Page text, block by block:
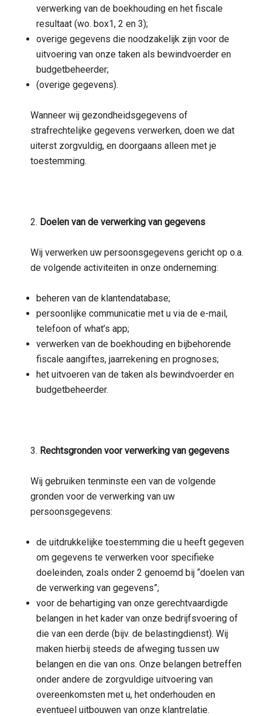
verwerking van de boekhouding en het fiscale
resultaat (wo. box1, 2 en 3);
overige gegevens die noodzakelijk zijn voor de
uitvoering van onze taken als bewindvoerder en
budgetbeheerder;
(overige gegevens).
Wanneer wij gezondheidsgegevens of
strafrechtelijke gegevens verwerken, doen we dat
uiterst zorgvuldig, en doorgaans alleen met je
toestemming.
2. Doelen van de verwerking van gegevens
Wij verwerken uw persoonsgegevens gericht op o.a.
de volgende activiteiten in onze onderneming:
beheren van de klantendatabase;
persoonlijke communicatie met u via de e-mail,
telefoon of what’s app;
verwerken van de boekhouding en bijbehorende
fiscale aangiftes, jaarrekening en prognoses;
het uitvoeren van de taken als bewindvoerder en
budgetbeheerder.
3. Rechtsgronden voor verwerking van gegevens
Wij gebruiken tenminste een van de volgende
gronden voor de verwerking van uw
persoonsgegevens:
de uitdrukkelijke toestemming die u heeft gegeven
om gegevens te verwerken voor specifieke
doeleinden, zoals onder 2 genoemd bij “doelen van
de verwerking van gegevens”;
voor de behartiging van onze gerechtvaardigde
belangen in het kader van onze bedrijfsvoering of
die van een derde (bijv. de belastingdienst). Wij
maken hierbij steeds de afweging tussen uw
belangen en die van ons. Onze belangen betreffen
onder andere de zorgvuldige uitvoering van
overeenkomsten met u, het onderhouden en
eventueel uitbouwen van onze klantrelatie.